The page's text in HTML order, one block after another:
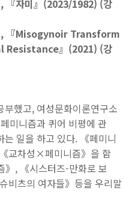
『자미』(2023/1982) (강
, 『Misogynoir Transform
』(2021) (강
했고, 여성문화이론연구소
미니즘과 퀴어 비평에 관
일을 하고 있다. 《페미니
교차성×페미니즘》을 함
》, 《시스터즈-만화로 보
비츠의 여자들》등을 우리말